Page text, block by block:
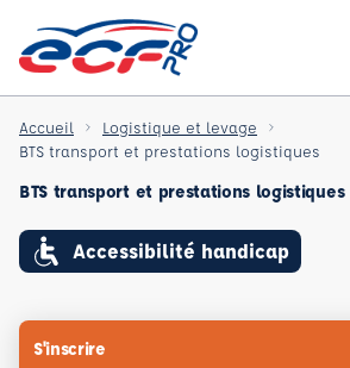
Accueil
Logistique et levage
BTS transport et prestations logistiques
BTS transport et prestations logistiques
Accessibilité handicap
S'inscrire